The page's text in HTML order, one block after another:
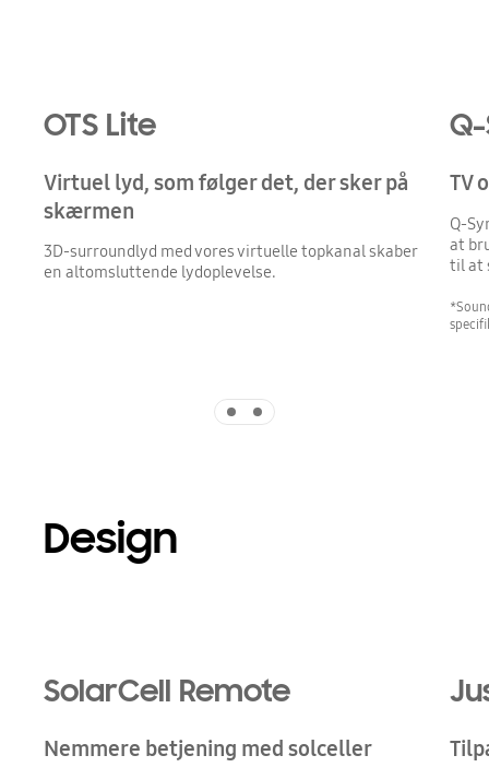
OTS Lite
Virtuel lyd, som følger det, der sker på
skærmen
3D-surroundlyd med vores virtuelle topkanal skaber
en altomsluttende lydoplevelse.
TV
Q-
at
til at
Design
SolarCell Remote
Nemmere betjening med solceller